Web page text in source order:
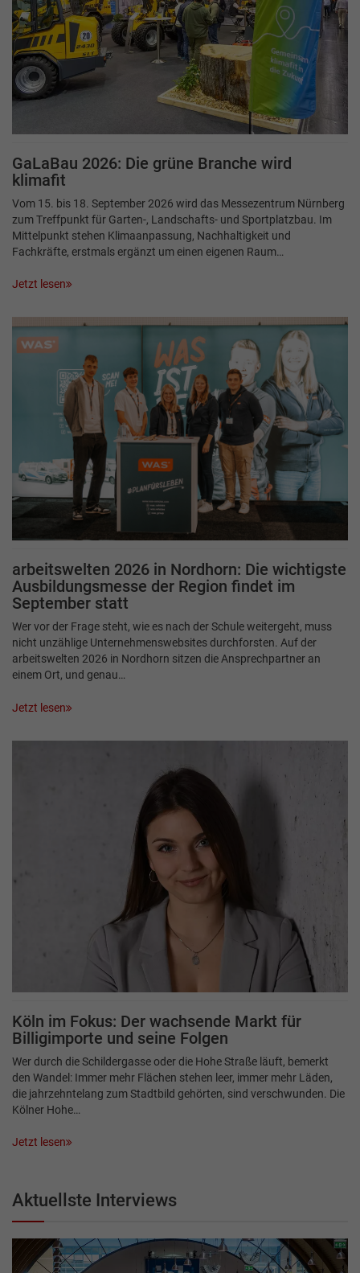
GaLaBau 2026: Die grüne Branche wird
klimafit
Vom 15. bis 18. September 2026 wird das Messezentrum Nürnberg
zum Treffpunkt für Garten-, Landschafts- und Sportplatzbau. Im
Mittelpunkt stehen Klimaanpassung, Nachhaltigkeit und
Fachkräfte, erstmals ergänzt um einen eigenen Raum…
Jetzt lesen
arbeitswelten 2026 in Nordhorn: Die wichtigste
Ausbildungsmesse der Region findet im
September statt
Wer vor der Frage steht, wie es nach der Schule weitergeht, muss
nicht unzählige Unternehmenswebsites durchforsten. Auf der
arbeitswelten 2026 in Nordhorn sitzen die Ansprechpartner an
einem Ort, und genau…
Jetzt lesen
Köln im Fokus: Der wachsende Markt für
Billigimporte und seine Folgen
Wer durch die Schildergasse oder die Hohe Straße läuft, bemerkt
den Wandel: Immer mehr Flächen stehen leer, immer mehr Läden,
die jahrzehntelang zum Stadtbild gehörten, sind verschwunden. Die
Kölner Hohe…
Jetzt lesen
Aktuellste Interviews